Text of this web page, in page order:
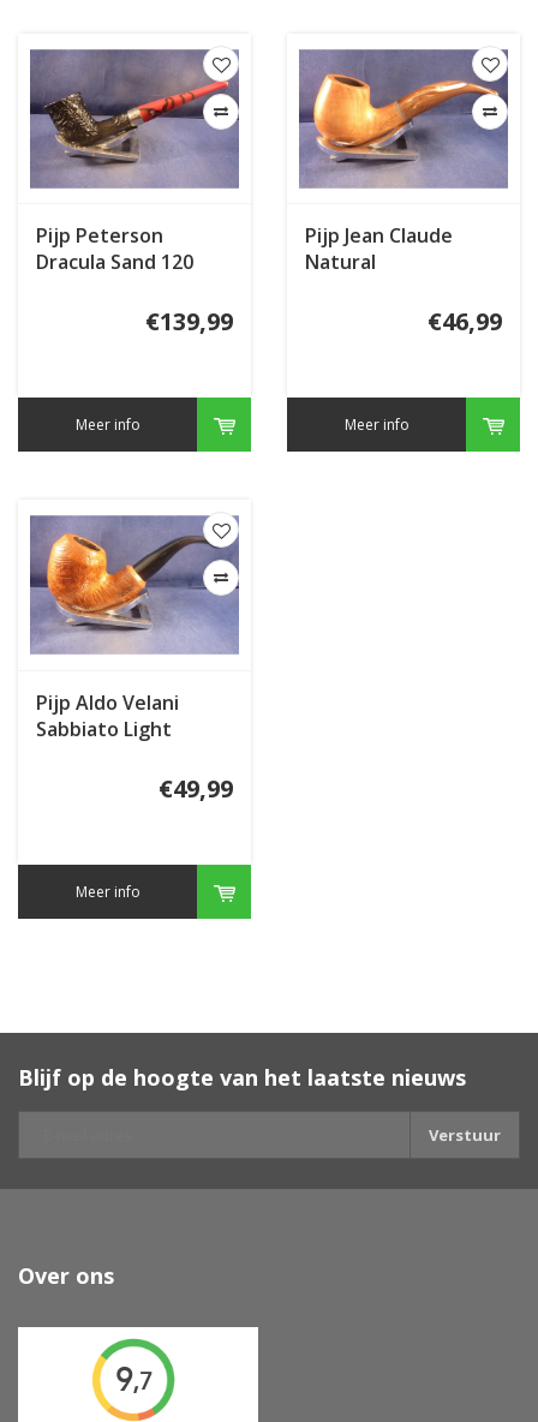
Pijp Peterson
Dracula Sand 120
€139,99
Meer info
Pijp Jean Claude
Natural
€46,99
Meer info
Pijp Aldo Velani
Sabbiato Light
€49,99
Meer info
Blijf op de hoogte van het laatste nieuws
Verstuur
Over ons